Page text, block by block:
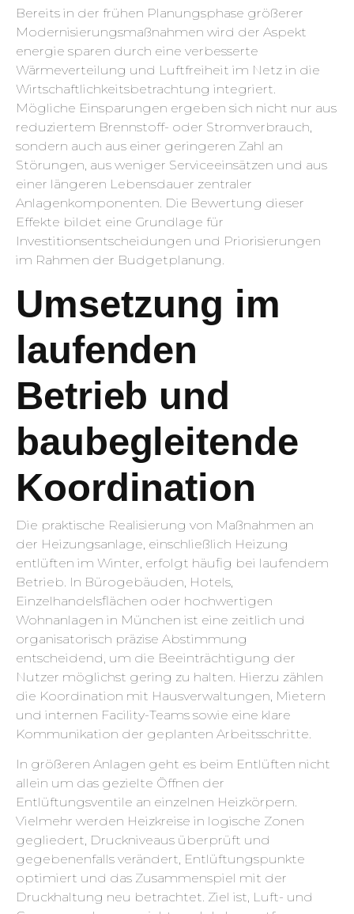
Bereits in der frühen Planungsphase größerer
Modernisierungsmaßnahmen wird der Aspekt
energie sparen durch eine verbesserte
Wärmeverteilung und Luftfreiheit im Netz in die
Wirtschaftlichkeitsbetrachtung integriert.
Mögliche Einsparungen ergeben sich nicht nur aus
reduziertem Brennstoff- oder Stromverbrauch,
sondern auch aus einer geringeren Zahl an
Störungen, aus weniger Serviceeinsätzen und aus
einer längeren Lebensdauer zentraler
Anlagenkomponenten. Die Bewertung dieser
Effekte bildet eine Grundlage für
Investitionsentscheidungen und Priorisierungen
im Rahmen der Budgetplanung.
Umsetzung im
laufenden
Betrieb und
baubegleitende
Koordination
Die praktische Realisierung von Maßnahmen an
der Heizungsanlage, einschließlich Heizung
entlüften im Winter, erfolgt häufig bei laufendem
Betrieb. In Bürogebäuden, Hotels,
Einzelhandelsflächen oder hochwertigen
Wohnanlagen in München ist eine zeitlich und
organisatorisch präzise Abstimmung
entscheidend, um die Beeinträchtigung der
Nutzer möglichst gering zu halten. Hierzu zählen
die Koordination mit Hausverwaltungen, Mietern
und internen Facility-Teams sowie eine klare
Kommunikation der geplanten Arbeitsschritte.
In größeren Anlagen geht es beim Entlüften nicht
allein um das gezielte Öffnen der
Entlüftungsventile an einzelnen Heizkörpern.
Vielmehr werden Heizkreise in logische Zonen
gegliedert, Druckniveaus überprüft und
gegebenenfalls verändert, Entlüftungspunkte
optimiert und das Zusammenspiel mit der
Druckhaltung neu betrachtet. Ziel ist, Luft- und